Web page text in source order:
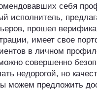
себя
исполнитель,
прошел
имеет свое
в личном
совершенно
недорогой, но
можем предложить